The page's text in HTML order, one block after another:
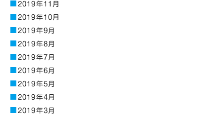
2019年11月
2019年10月
2019年9月
2019年8月
2019年7月
2019年6月
2019年5月
2019年4月
2019年3月